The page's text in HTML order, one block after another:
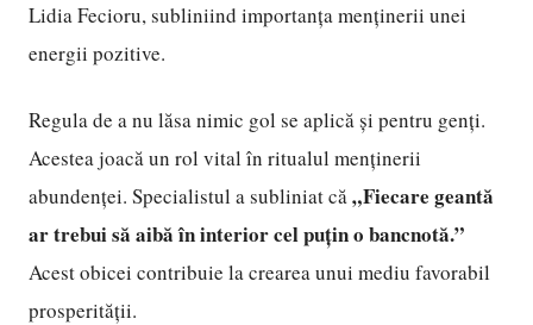
Lidia Fecioru, subliniind importanța menținerii unei
energii pozitive.
Regula de a nu lăsa nimic gol se aplică și pentru genți.
Acestea joacă un rol vital în ritualul menținerii
abundenței. Specialistul a subliniat că„Fiecare geantă
ar trebui să aibă în interior cel puțin o bancnotă.”
Acest obicei contribuie la crearea unui mediu favorabil
prosperității.